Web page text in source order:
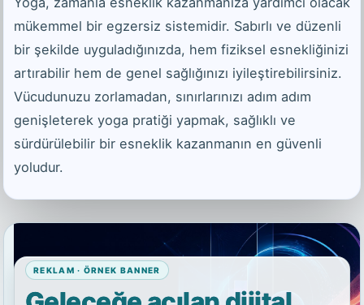
mükemmel bir egzersiz sistemidir. Sabırlı ve düzenli
bir şekilde uyguladığınızda, hem fiziksel esnekliğinizi
artırabilir hem de genel sağlığınızı iyileştirebilirsiniz.
Vücudunuzu zorlamadan, sınırlarınızı adım adım
genişleterek yoga pratiği yapmak, sağlıklı ve
sürdürülebilir bir esneklik kazanmanın en güvenli
yoludur.
REKLAM · ÖRNEK BANNER